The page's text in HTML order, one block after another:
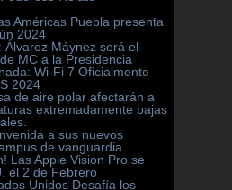
Américas Puebla presenta
2024
Álvarez Máynez será el
MC a la Presidencia
Wi-Fi 7 Oficialmente
2024
de aire polar afectarán a
extremadamente bajas
a sus nuevos
de vanguardia
Las Apple Vision Pro se
el 2 de Febrero
Unidos Desafía los